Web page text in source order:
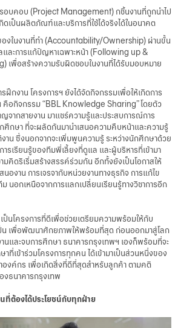
อบคอบ (Project Management) กชิ้นงานที่ถูกนำไป
เป็นผลิตภัณฑ์และบริการที่ใช้ได้จริงได้ในอนาคต
องในงานที่ทำ (Accountability/Ownership) ผ่านขั้น
ละการแก้ปัญหาเฉพาะหน้า (Following up &
เพื่อสร้างความรับผิดชอบในงานที่ได้รับมอบหมาย
ฝึกงาน โครงการฯ ยังได้จัดกิจกรรมเพื่อให้เกิดการ
คือกิจกรรม “BBL Knowledge Sharing” โดยตัว
ญจากสายงาน มาแชร์ความรู้และประสบการณ์การ
ศึกษา ที่จะผลัดกันมานำเสนอความคืบหน้าและความรู้
าน ซึ่งนอกจากจะเพิ่มพูนความรู้ ระหว่างนักศึกษาด้วย
ารเรียนรู้ของทีมพี่เลี้ยงที่ดูแล และผู้บริหารที่เข้ามา
มคิดริเริ่มสร้างสรรค์ร่วมกัน อีกทั้งยังเป็นโอกาสให้
นองาน การเจรจากับหน่วยงานทางธุรกิจ การแก้ไข
นอกเหนือจากการแลกเปลี่ยนเรียนรู้ทางวิชาการอีก
ป็นโครงการที่ดีเพื่อช่วยเตรียมความพร้อมให้กับ
น เพื่อพัฒนาศักยภาพให้พร้อมที่สุด ก่อนออกมาสู่โลก
นและจบการศึกษา ธนาคารกรุงเทพฯ เองก็พร้อมที่จะ
ที่เข้าร่วมโครงการทุกคน ได้เข้ามาเป็นส่วนหนึ่งของ
องค์กร เพื่อเกิดสิ่งที่ดีที่สุดสำหรับลูกค้า ตามคติ
ธนาคารกรุงเทพ
ที่ต้องได้ประโยชน์กับทุกฝ่าย